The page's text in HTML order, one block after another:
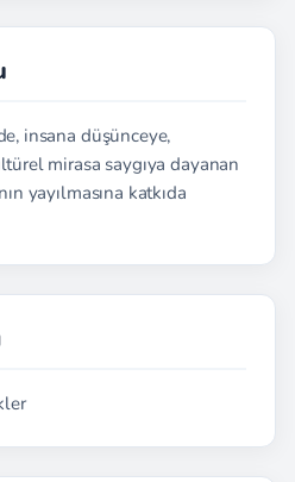
insana düşünceye,
mirasa saygıya dayanan
yayılmasına katkıda